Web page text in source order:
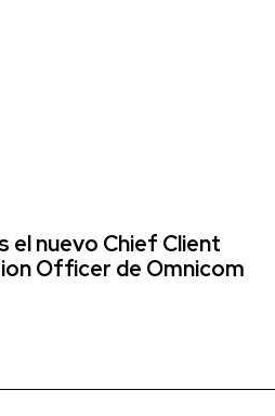
el nuevo Chief Client
Officer de Omnicom